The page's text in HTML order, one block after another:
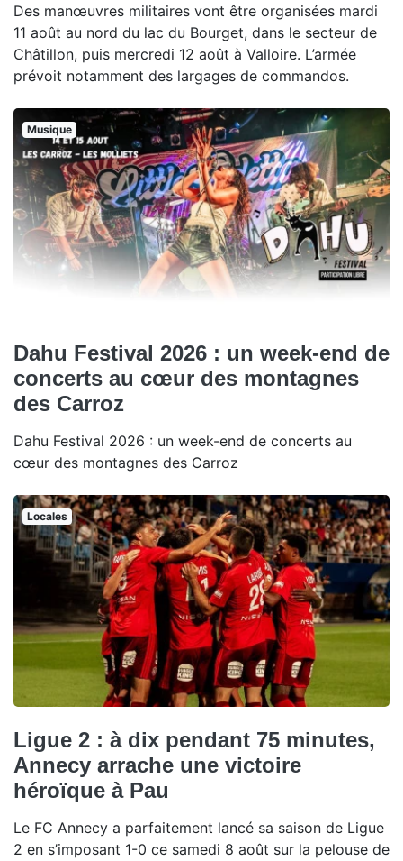
Des manœuvres militaires vont être organisées mardi
11 août au nord du lac du Bourget, dans le secteur de
Châtillon, puis mercredi 12 août à Valloire. L’armée
prévoit notamment des largages de commandos.
Musique
Dahu Festival 2026 : un week-end de
concerts au cœur des montagnes
des Carroz
Dahu Festival 2026 : un week-end de concerts au
cœur des montagnes des Carroz
Locales
Ligue 2 : à dix pendant 75 minutes,
Annecy arrache une victoire
héroïque à Pau
Le FC Annecy a parfaitement lancé sa saison de Ligue
2 en s’imposant 1-0 ce samedi 8 août sur la pelouse de